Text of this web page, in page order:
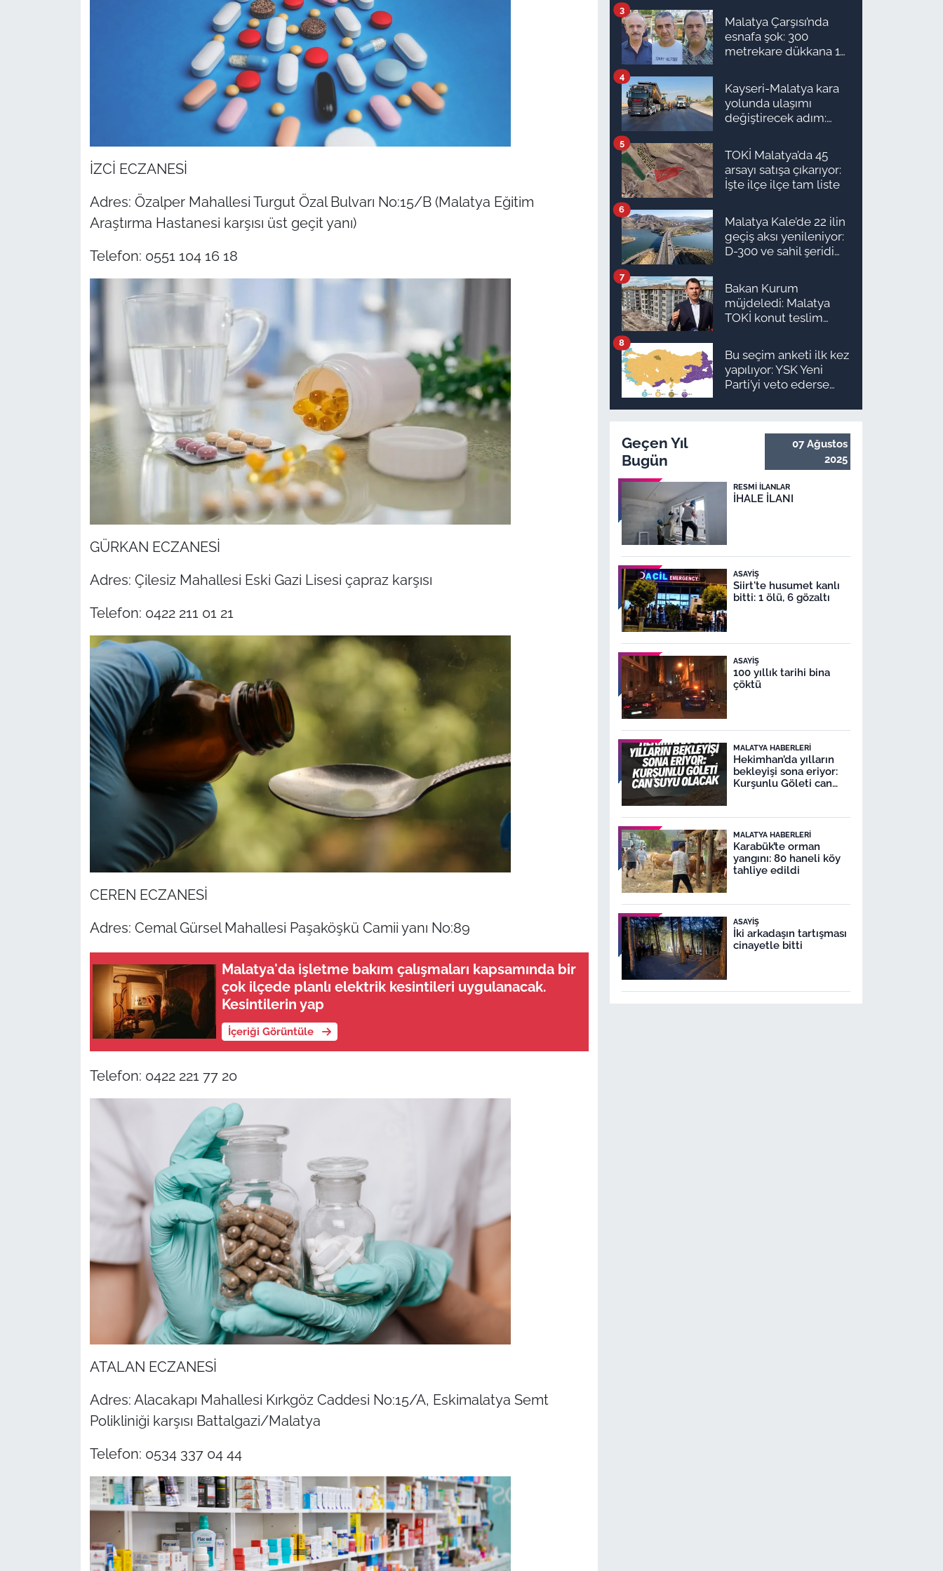
İZCİ ECZANESİ
Adres: Özalper Mahallesi Turgut Özal Bulvarı No:15/B (Malatya Eğitim
Araştırma Hastanesi karşısı üst geçit yanı)
Telefon: 0551 104 16 18
GÜRKAN ECZANESİ
Adres: Çilesiz Mahallesi Eski Gazi Lisesi çapraz karşısı
Telefon: 0422 211 01 21
CEREN ECZANESİ
Adres: Cemal Gürsel Mahallesi Paşaköşkü Camii yanı No:89
Malatya'da işletme bakım çalışmaları kapsamında bir
çok ilçede planlı elektrik kesintileri uygulanacak.
Kesintilerin yap
İçeriği Görüntüle
Telefon: 0422 221 77 20
ATALAN ECZANESİ
Adres: Alacakapı Mahallesi Kırkgöz Caddesi No:15/A, Eskimalatya Semt
Polikliniği karşısı Battalgazi/Malatya
Telefon: 0534 337 04 44
Malatya Çarşısı’nda
esnafa şok: 300
metrekare dükkana 1
3
Kayseri-Malatya kara
yolunda ulaşımı
değiştirecek adım:
4
TOKİ Malatya’da 45
arsayı satışa çıkarıyor:
İşte ilçe ilçe tam liste
5
Malatya Kale’de 22 ilin
geçiş aksı yenileniyor:
D-300 ve sahil şeridi
6
Bakan Kurum
müjdeledi: Malatya
TOKİ konut teslim
ilçe ilçe teslimat
takvimi ve ödeme
planı
7
Bu seçim anketi ilk kez
yapılıyor: YSK Yeni
Parti’yi veto ederse
olur?
8
Geçen Yıl
Bugün
07 Ağustos
2025
RESMI İLANLAR
İHALE İLANI
ASAYIŞ
Siirt'te husumet kanlı
bitti: 1 ölü, 6 gözaltı
ASAYIŞ
100 yıllık tarihi bina
çöktü
MALATYA HABERLERI
Hekimhan’da yılların
bekleyişi sona eriyor:
Kurşunlu Göleti can
MALATYA HABERLERI
Karabük’te orman
yangını: 80 haneli köy
tahliye edildi
ASAYIŞ
İki arkadaşın tartışması
cinayetle bitti